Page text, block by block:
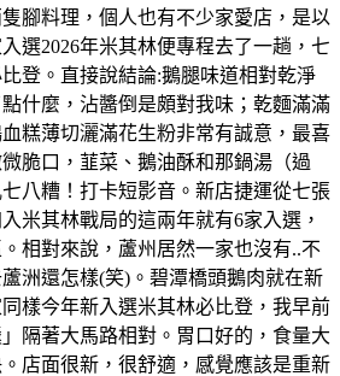
腳料理，個人也有不少家愛店，是以
選2026年米其林便專程去了一趟，七
登。直接說結論:鵝腿味道相對乾淨
什麼，沾醬倒是頗對我味；乾麵滿滿
糕薄切灑滿花生粉非常有誠意，最喜
脆口，韮菜、鵝油酥和那鍋湯（過
八糟！打卡短影音。新店捷運從七張
米其林戰局的這兩年就有6家入選，
相對來說，蘆州居然一家也沒有..不
洲還怎樣(笑)。碧潭橋頭鵝肉就在新
樣今年新入選米其林必比登，我早前
隔著大馬路相對。胃口好的，食量大
店面很新，很舒適，感覺應該是重新